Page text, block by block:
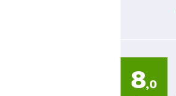
8,0